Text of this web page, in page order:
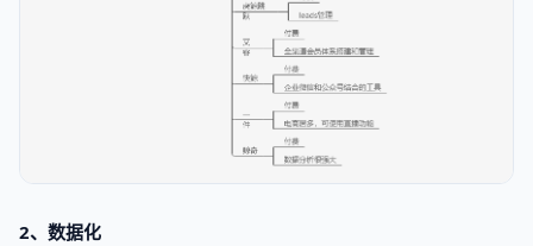
2、数据化